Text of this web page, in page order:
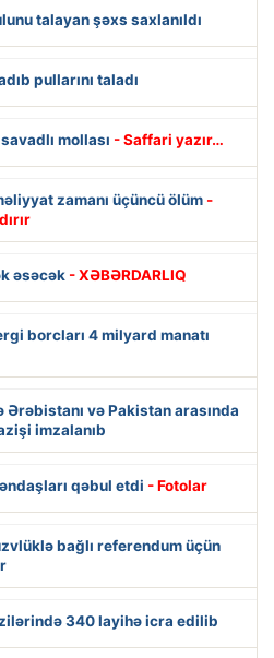
talayan şəxs saxlanıldı
pullarını taladı
mollası - Saffari yazır…
zamanı üçüncü ölüm -
əsəcək - XƏBƏRDARLIQ
borcları 4 milyard manatı
və Pakistan arasında
imzalanıb
qəbul etdi - Fotolar
bağlı referendum üçün
340 layihə icra edilib